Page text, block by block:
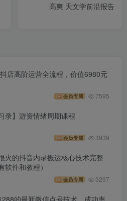
高爽 天文学前沿报告
店高阶运营全流程，价值6980元
会员专属 7595
录】游资情绪周期课程
会员专属 3939
火的抖音内录搬运核心技术完整
软件和教程）
会员专属 3297
的最新微信点号技术，成功率